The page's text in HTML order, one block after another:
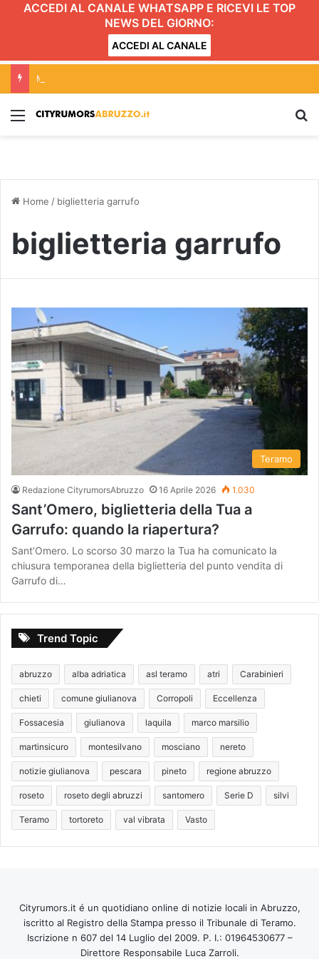
ACCEDI AL CANALE WHATSAPP E RICEVI LE TOP
NEWS DEL GIORNO:
ACCEDI AL CANALE
Menu
Home / biglietteria garrufo
biglietteria garrufo
Teramo
Redazione CityrumorsAbruzzo 16 Aprile 2026 1.030
Sant’Omero, biglietteria della Tua a
Garrufo: quando la riapertura?
Sant’Omero. Lo scorso 30 marzo la Tua ha comunicato la
chiusura temporanea della biglietteria del punto vendita di
Garrufo di…
Trend Topic
abruzzo alba adriatica asl teramo atri Carabinieri
chieti comune giulianova Corropoli Eccellenza
Fossacesia giulianova laquila marco marsilio
martinsicuro montesilvano mosciano nereto
notizie giulianova pescara pineto regione abruzzo
roseto roseto degli abruzzi santomero Serie D silvi
Teramo tortoreto val vibrata Vasto
Cityrumors.it é un quotidiano online di notizie locali in Abruzzo,
iscritto al Registro della Stampa presso il Tribunale di Teramo.
Iscrizione n 607 del 14 Luglio del 2009. P. I.: 01964530677 –
Direttore Responsabile Luca Zarroli.